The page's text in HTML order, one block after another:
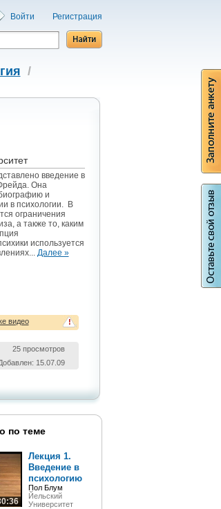
Войти Регистрация
/
введение в
Она
и
в психологии. В
ограничения
а также то, каким
используется
Далее »
!
видео
25 просмотров
15.07.09
по теме
Лекция 1.
Введение в
психологию
Пол Блум
Йельский
Университет